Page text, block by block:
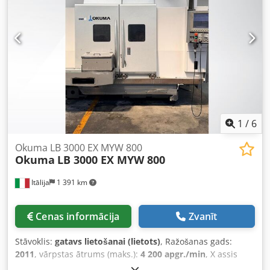
tehniķi • Komplektā iekļauta dokumentācija: rezerves daļu
saraksts, elektroshēmas, programmēšanas rokasgrāmata,
ekspluatācijas rokasgrāmata • Piegāde: nekavējoties, ja
vien mašīna nav jau pārdota Papildu aprīkojums •
Renishaw instrumentu mērīšanas sistēma • Neatkarīga
Knoll augstspiediena dzesēšanas šķidruma sistēma (70
bar) • 30 mikronu dzesēšanas šķidruma filtrēšanas sistēma
• LTA miglas nosūces sistēma • Aizmugurējais šarnīra tipa
skaidu konveijers • Plašs BT50 instrumentu turētāju klāsts •
Transformators Technical Specification Taper Size BT 50
diametrs (ārējais): 800 mm Vārpstas diametrs: 90 mm
Vārpstas konuss: A2-8 Centra atbalsta virzuļa gājiens: 150
mm Kopējā nepieciešamā jauda: 44 kW Ierīces svars
(apmēram): 8 t Instrumentu turētāju skaits: 12 gab.
1 / 6
Itālija 1 391 km
Okuma LB 3000 EX MYW 800
Okuma LB 3000 EX MYW 800
Cenas informācija Zvanīt
Stāvoklis: gatavs lietošanai (lietots), Ražošanas gads:
2011, vārpstas ātrums (maks.): 4 200 apgr./min, X assis
260 mm